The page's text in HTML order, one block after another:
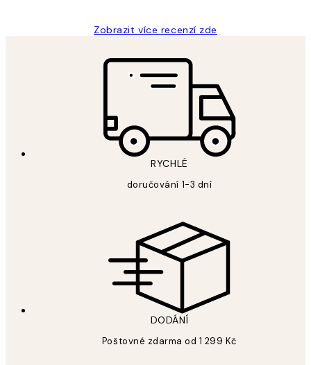
Zobrazit více recenzí zde
RYCHLÉ
doručování 1-3 dní
DODÁNÍ
Poštovné zdarma od 1 299 Kč